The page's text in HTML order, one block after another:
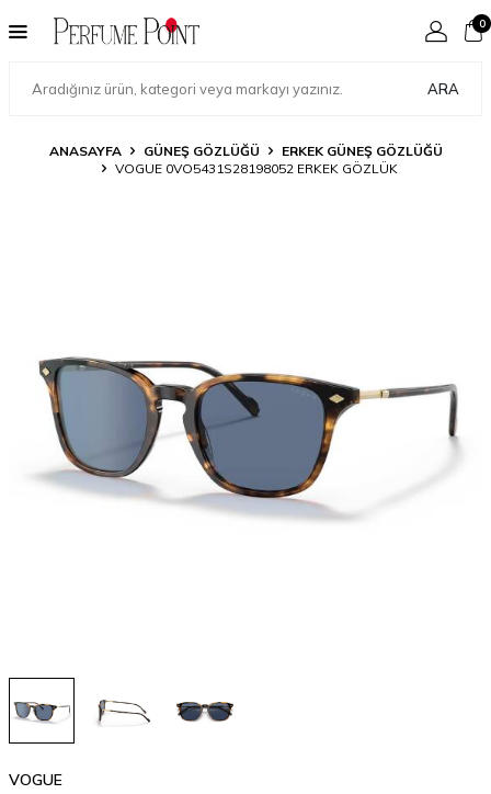
ARA
0
ANASAYFA GÜNEŞ GÖZLÜĞÜ
ERKEK GÜNEŞ GÖZLÜĞÜ
VOGUE 0VO5431S28198052 ERKEK GÖZLÜK
VOGUE